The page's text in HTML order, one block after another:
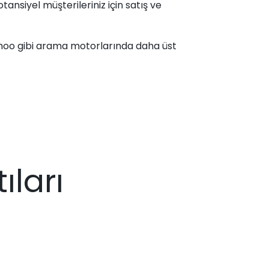
müşterileriniz için satış ve
gibi arama motorlarında daha üst